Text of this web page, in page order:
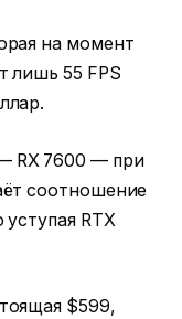
на момент
лишь 55 FPS
RX 7600 — при
соотношение
RTX
$599,